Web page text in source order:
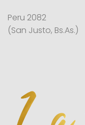
Peru 2082
(San Justo, Bs.As.)